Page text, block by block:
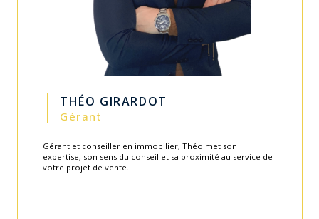
GUILLAUME CARITEY
Gérant
Fondateur de l'agence en 2003, Guillaume apporte toute
son expérience et savoir-faire au service de l'équipe.